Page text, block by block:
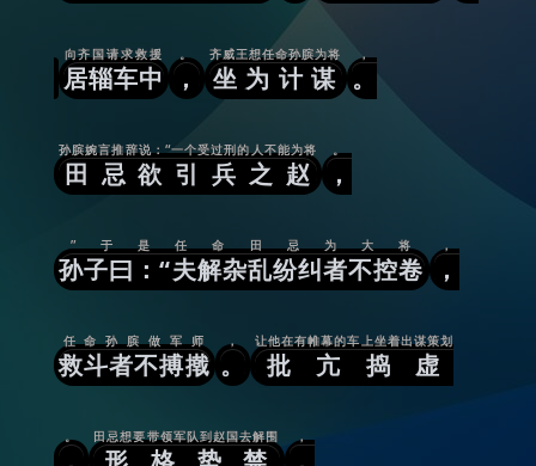
居辎车中
向齐国请求救援
，
。
坐为计谋
齐威王想任命孙膑为将
。
，
田忌欲引兵之赵
孙膑婉言推辞说：“一个受过刑的人不能为将
，
。
孙子曰：“夫解杂乱纷纠者不控卷
”于是任命田忌为大将
，
，
救斗者不搏撠
任命孙膑做军师
。
，
批亢捣虚
让他在有帷幕的车上坐着出谋策划
。 田忌想要带领军队到赵国去解围 ，